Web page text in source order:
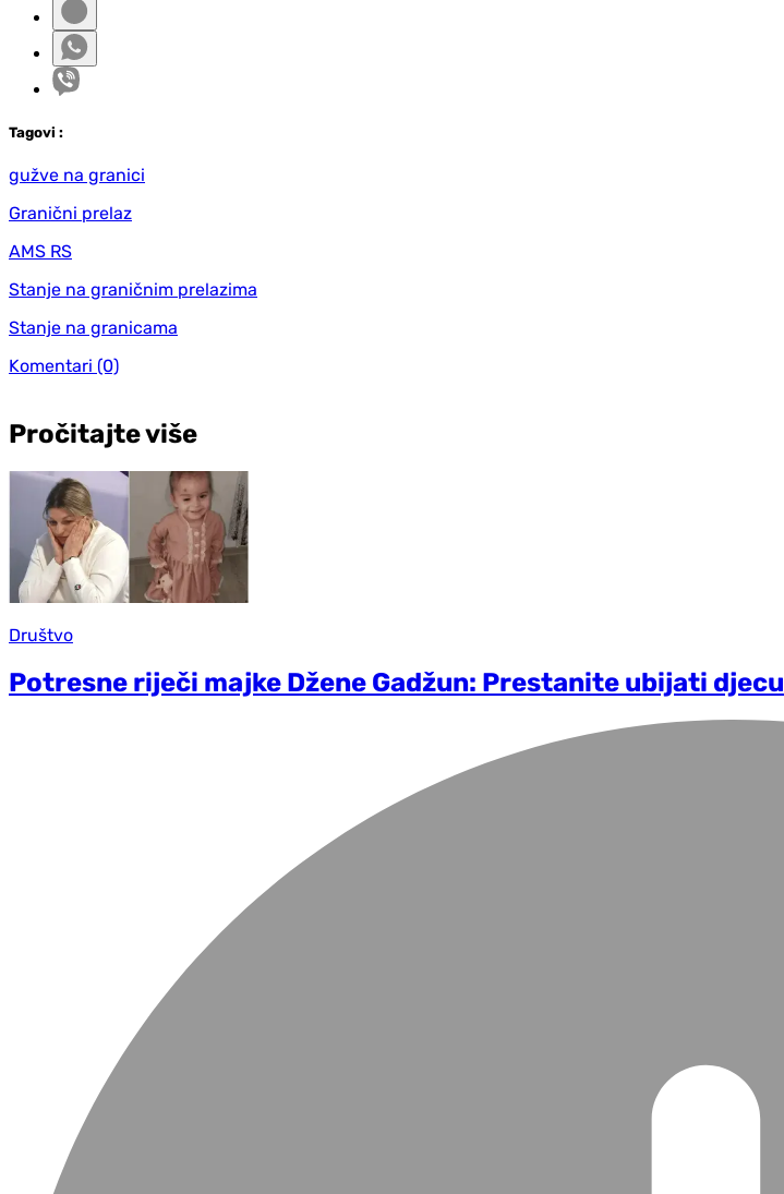
Tagovi :
gužve na granici
Granični prelaz
AMS RS
Stanje na graničnim prelazima
Stanje na granicama
Komentari (0)
Pročitajte više
Društvo
Potresne riječi majke Džene Gadžun: Prestanite ubijati djecu